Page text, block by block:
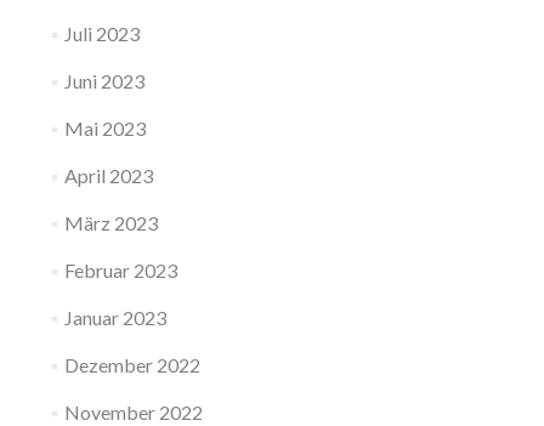
Juli 2023
Juni 2023
Mai 2023
April 2023
März 2023
Februar 2023
Januar 2023
Dezember 2022
November 2022